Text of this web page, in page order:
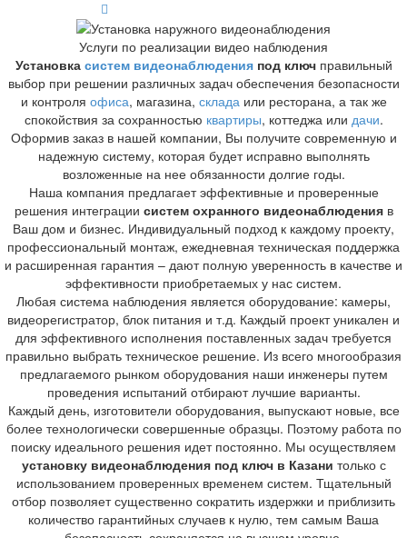
Услуги по реализации видео наблюдения
Установка систем видеонаблюденияпод ключправильный
выбор при решении различных задач обеспечения безопасности
и контроля офиса, магазина, складаили ресторана, а так же
спокойствия за сохранностью квартиры, коттеджа или дачи.
Оформив заказ в нашей компании, Вы получите современную и
надежную систему, которая будет исправно выполнять
возложенные на нее обязанности долгие годы.
Наша компания предлагает эффективные и проверенные
решения интеграции систем охранного видеонаблюденияв
Ваш дом и бизнес. Индивидуальный подход к каждому проекту,
профессиональный монтаж, ежедневная техническая поддержка
и расширенная гарантия – дают полную уверенность в качестве и
эффективности приобретаемых у нас систем.
Любая система наблюдения является оборудование: камеры,
видеорегистратор, блок питания и т.д. Каждый проект уникален и
для эффективного исполнения поставленных задач требуется
правильно выбрать техническое решение. Из всего многообразия
предлагаемого рынком оборудования наши инженеры путем
проведения испытаний отбирают лучшие варианты.
Каждый день, изготовители оборудования, выпускают новые, все
более технологически совершенные образцы. Поэтому работа по
поиску идеального решения идет постоянно. Мы осуществляем
установку видеонаблюдения под ключ в Казани только с
использованием проверенных временем систем. Тщательный
отбор позволяет существенно сократить издержки и приблизить
количество гарантийных случаев к нулю, тем самым Ваша